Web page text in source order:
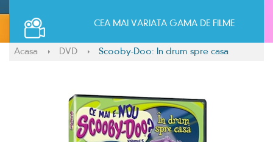
CEA MAI VARIATA GAMA DE FILME
Acasa DVD Scooby-Doo: In drum spre casa